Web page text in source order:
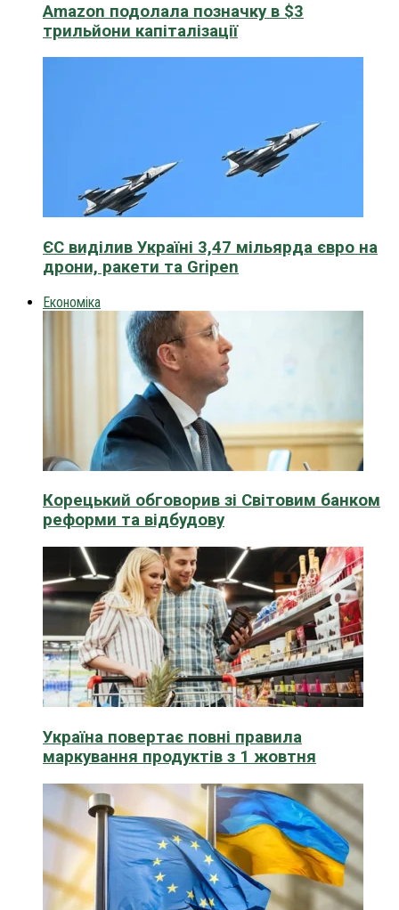
Amazon подолала позначку в $3
трильйони капіталізації
ЄС виділив Україні 3,47 мільярда євро на
дрони, ракети та Gripen
Економіка
Корецький обговорив зі Світовим банком
реформи та відбудову
Україна повертає повні правила
маркування продуктів з 1 жовтня